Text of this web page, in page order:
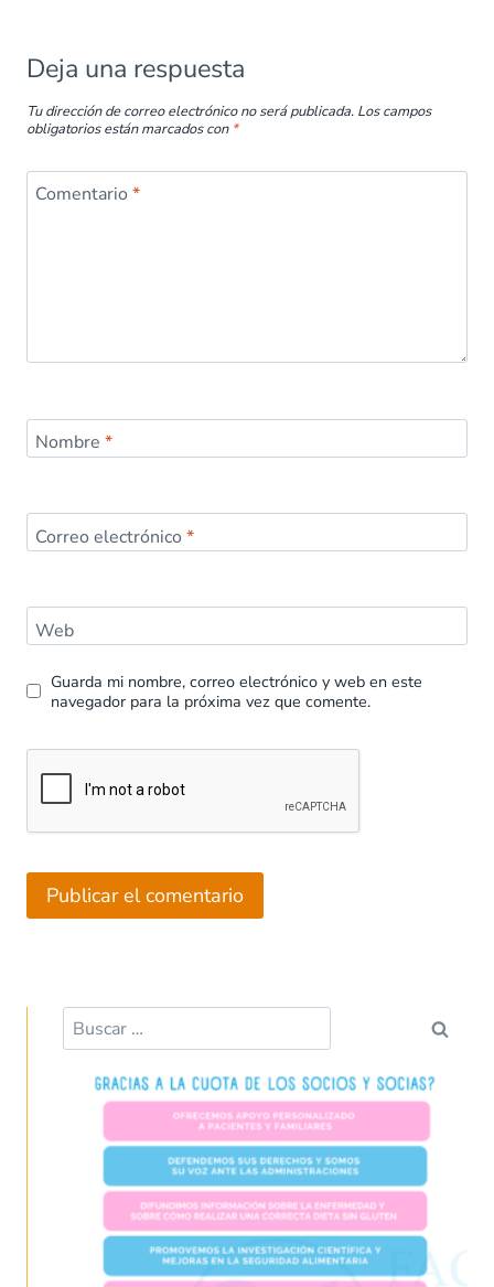
Deja una respuesta
Tu dirección de correo electrónico no será publicada. Los campos
obligatorios están marcados con *
Comentario *
Nombre *
Correo electrónico *
Web
Guarda mi nombre, correo electrónico y web en este
navegador para la próxima vez que comente.